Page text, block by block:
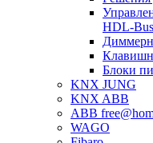
HDL-
Блоки
KNX JUNG
KNX ABB
ABB
WAGO